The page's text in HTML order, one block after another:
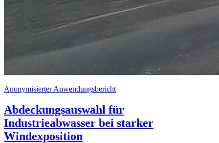
Anonymisierter Anwendungsbericht
Abdeckungsauswahl für
Industrieabwasser bei starker
Windexposition